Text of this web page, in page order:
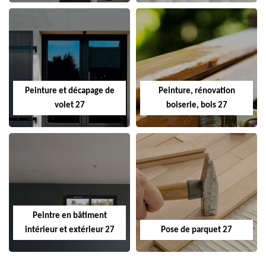
Peinture et décapage de
volet 27
Peinture, rénovation
boiserie, bois 27
Peintre en bâtiment
intérieur et extérieur 27
Pose de parquet 27